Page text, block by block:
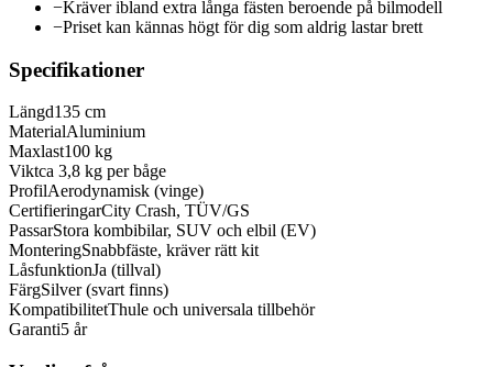
−Kräver ibland extra långa fästen beroende på bilmodell
−Priset kan kännas högt för dig som aldrig lastar brett
Specifikationer
Längd135 cm
MaterialAluminium
Maxlast100 kg
Viktca 3,8 kg per båge
ProfilAerodynamisk (vinge)
CertifieringarCity Crash, TÜV/GS
PassarStora kombibilar, SUV och elbil (EV)
MonteringSnabbfäste, kräver rätt kit
LåsfunktionJa (tillval)
FärgSilver (svart finns)
KompatibilitetThule och universala tillbehör
Garanti5 år